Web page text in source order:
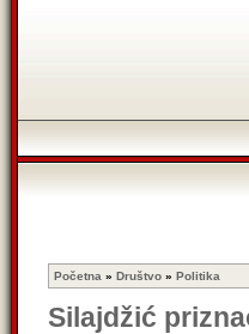
Početna » Društvo » Politika
Silajdžić